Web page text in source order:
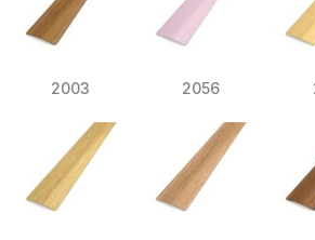
2003 2056